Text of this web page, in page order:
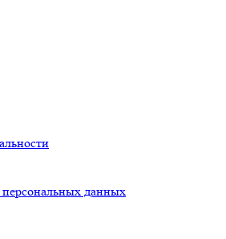
персональных данных